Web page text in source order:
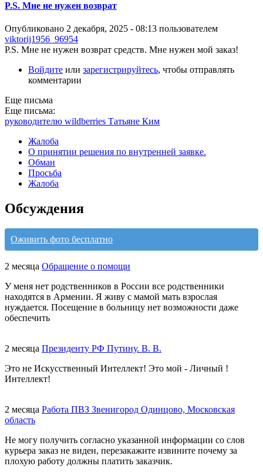
P.S. Мне не нужен возврат
Опубликовано 2 декабря, 2025 - 08:13 пользователем
viktorij1956_96954
P.S. Мне не нужен возврат средств. Мне нужен мой заказ!
Войдите или зарегистрируйтесь, чтобы отправлять
комментарии
Еще письма
Еще письма:
руководителю wildberries Татьяне Ким
Жалоба
О принятии решения по внутренней заявке.
Обман
Просьба
Жалоба
Обсуждения
Оживить фото бесплатно
2 месяца Обращение о помощи
У меня нет родственников в России все родственники
находятся в Армении. Я живу с мамой мать взрослая
нуждается. Посещение в больницу нет возможности даже
обеспечить
2 месяца Президенту РФ Путину. В. В.
Это не Искусственный Интеллект! Это мой - Личный !
Интеллект!
2 месяца Работа ПВЗ Звенигород Одинцово, Московская
область
Не могу получить согласно указанной информации со слов
курьера заказ не виден, перезакажите извините почему за
плохую работу должны платить заказчик.